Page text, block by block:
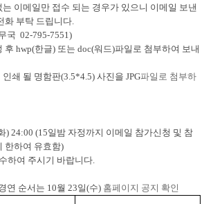
이메일만 접수 되는 경우가 있으니 이메일 보낸
화 부탁 드립니다.
국 02-795-7551)
후 hwp(한글) 또는 doc(워드)파일로 첨부하여 보내
쇄 될 명함판(3.5*4.5) 사진을 JPG파일로 첨부하
) 24:00 (15일밤 자정까지 이메일 참가신청 및 참
한하여 유효함)
하여 주시기 바랍니다.
연 순서는 10월 23일(수) 홈페이지 공지 확인